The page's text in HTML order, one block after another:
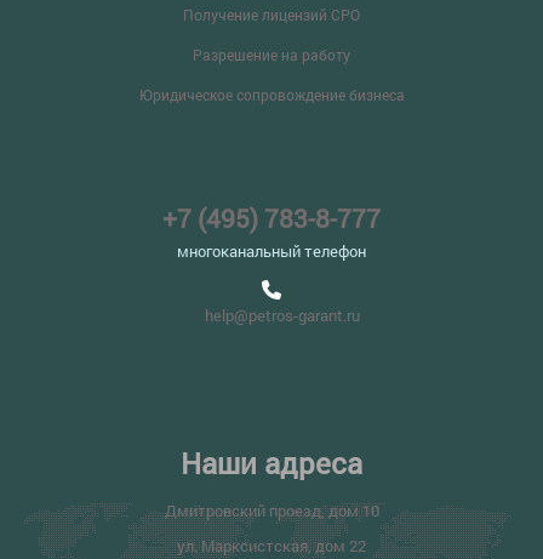
Получение лицензий СРО
Разрешение на работу
Юридическое сопровождение бизнеса
+7 (495) 783-8-777
многоканальный телефон
help@petros-garant.ru
Наши адреса
Дмитровский проезд, дом 10
ул. Марксистская, дом 22